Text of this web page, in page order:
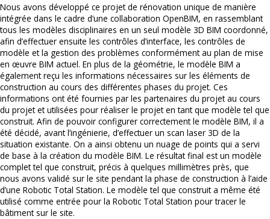
Nous avons développé ce projet de rénovation unique de manière
intégrée dans le cadre d’une collaboration OpenBIM, en rassemblant
tous les modèles disciplinaires en un seul modèle 3D BIM coordonné,
afin d’effectuer ensuite les contrôles d’interface, les contrôles de
modèle et la gestion des problèmes conformément au plan de mise
en œuvre BIM actuel. En plus de la géométrie, le modèle BIM a
également reçu les informations nécessaires sur les éléments de
construction au cours des différentes phases du projet. Ces
informations ont été fournies par les partenaires du projet au cours
du projet et utilisées pour réaliser le projet en tant que modèle tel que
construit. Afin de pouvoir configurer correctement le modèle BIM, il a
été décidé, avant l’ingénierie, d’effectuer un scan laser 3D de la
situation existante. On a ainsi obtenu un nuage de points qui a servi
de base à la création du modèle BIM. Le résultat final est un modèle
complet tel que construit, précis à quelques millimètres près, que
nous avons validé sur le site pendant la phase de construction à l’aide
d’une Robotic Total Station. Le modèle tel que construit a même été
utilisé comme entrée pour la Robotic Total Station pour tracer le
bâtiment sur le site.